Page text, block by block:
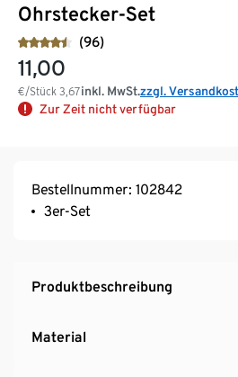
Ohrstecker-Set
(96)
11,00
€/Stück 3,67inkl. MwSt.zzgl.
Zur Zeit nicht verfügbar
Bestellnummer: 102842
3er-Set
Produktbeschreibung
Material